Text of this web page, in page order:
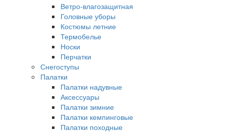
Ветро-влагозащитная
Головные уборы
Костюмы летние
Термобелье
Носки
Перчатки
Снегоступы
Палатки
Палатки надувные
Аксессуары
Палатки зимние
Палатки кемпинговые
Палатки походные